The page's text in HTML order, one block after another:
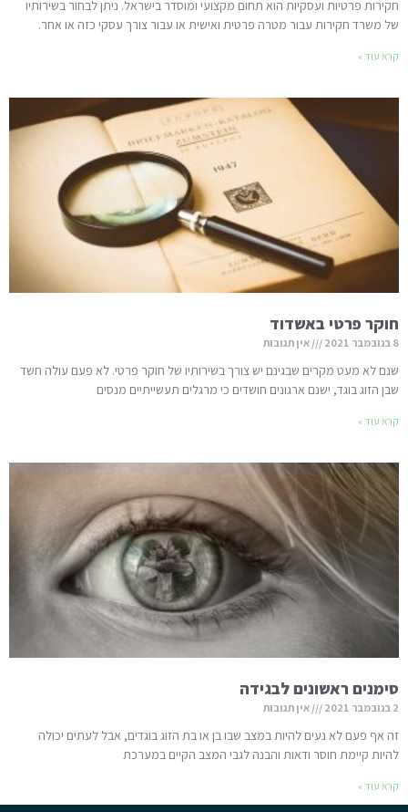
חקירות פרטיות ועסקיות הוא תחום מקצועי ומוסדר בישראל. ניתן לבחור בשירותיו
של משרד חקירות עבור מטרה פרטית ואישית או עבור צורך עסקי כזה או אחר.
קרא עוד »
חוקר פרטי באשדוד
8 בנובמבר 2021 אין תגובות
שנם לא מעט מקרים שבגינם יש צורך בשירותיו של חוקר פרטי. לא פעם עולה חשד
שבן הזוג בוגד, ישנם ארגונים חושדים כי מרגלים תעשייתיים מנסים
קרא עוד »
סימנים ראשונים לבגידה
2 בנובמבר 2021 אין תגובות
זה אף פעם לא נעים להיות במצב שבו בן או בת הזוג בוגדים, אבל לעתים יכולה
להיות קיימת חוסר ודאות והבנה לגבי המצב הקיים במערכת
קרא עוד »